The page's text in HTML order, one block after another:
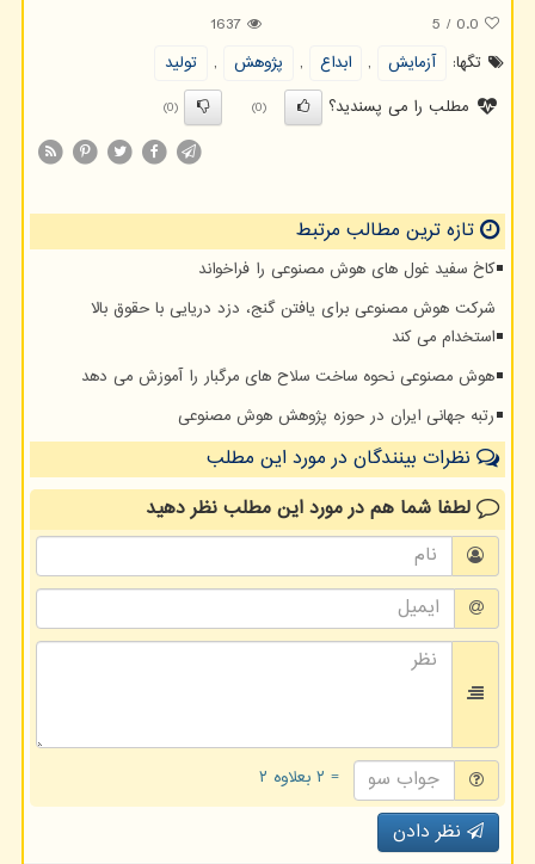
0.0
/
5
1637
تگها:
آزمایش , ابداع , پژوهش ,
تولید
مطلب را می پسندید؟
(0)
(0)
تازه ترین مطالب مرتبط
کاخ سفید غول های هوش مصنوعی را فراخواند
شرکت هوش مصنوعی برای یافتن گنج، دزد دریایی با حقوق بالا
استخدام می کند
هوش مصنوعی نحوه ساخت سلاح های مرگبار را آموزش می دهد
رتبه جهانی ایران در حوزه پژوهش هوش مصنوعی
نظرات بینندگان در مورد این مطلب
لطفا شما همدر مورد این مطلبنظر دهید
= ۲ بعلاوه ۲
نظر دادن